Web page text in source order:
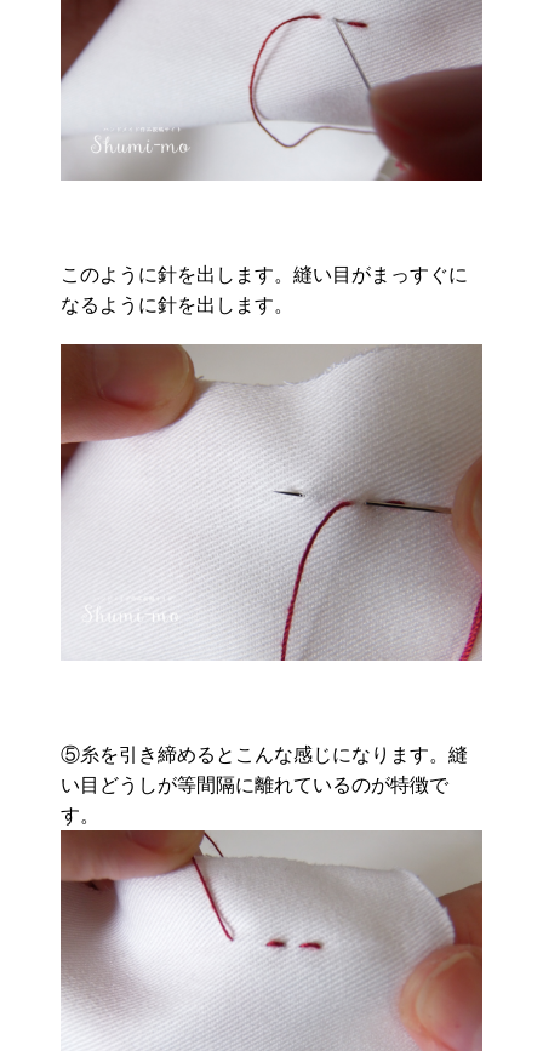
このように針を出します。縫い目がまっすぐに
なるように針を出します。
⑤糸を引き締めるとこんな感じになります。縫
い目どうしが等間隔に離れているのが特徴で
す。